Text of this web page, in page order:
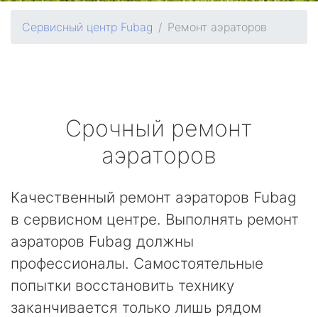
Сервисный центр Fubag Ремонт аэраторов
Срочный ремонт
аэраторов
Качественный ремонт аэраторов Fubag
в сервисном центре. Выполнять ремонт
аэраторов Fubag должны
профессионалы. Самостоятельные
попытки восстановить технику
заканчивается только лишь рядом